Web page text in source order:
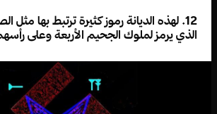
12. لهذه الديانة رموز كثيرة ترتبط بها
الذي يرمز لملوك الجحيم الأربعة وعلى